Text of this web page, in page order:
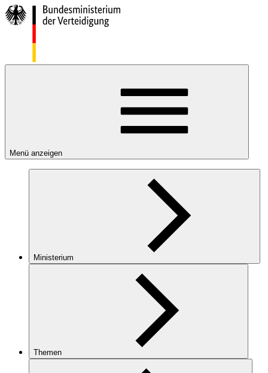
Menü anzeigen
Ministerium
Themen